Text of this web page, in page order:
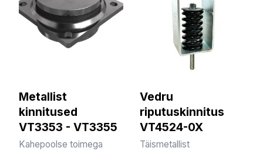
Metallist
kinnitused
VT3353 - VT3355
Kahepoolse toimega
Vedru
riputuskinnitus
VT4524-0X
Täismetallist